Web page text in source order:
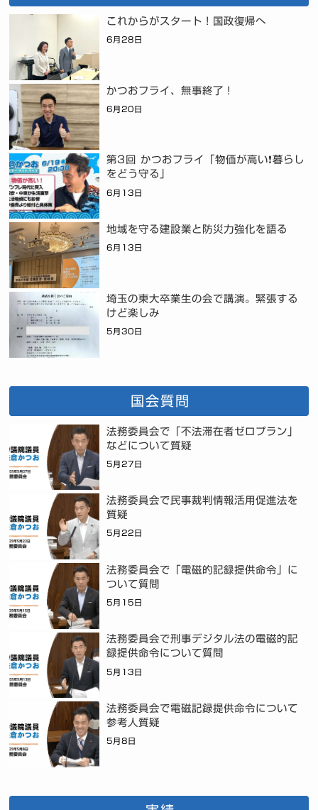
これからがスタート！国政復帰へ
6月28日
かつおフライ、無事終了！
6月20日
第3回 かつおフライ「物価が高い❗暮らし
をどう守る」
6月13日
地域を守る建設業と防災力強化を語る
6月13日
埼玉の東大卒業生の会で講演。緊張する
けど楽しみ
5月30日
国会質問
法務委員会で「不法滞在者ゼロプラン」
などについて質疑
5月27日
法務委員会で民事裁判情報活用促進法を
質疑
5月22日
法務委員会で「電磁的記録提供命令」に
ついて質問
5月15日
法務委員会で刑事デジタル法の電磁的記
録提供命令について質問
5月13日
法務委員会で電磁記録提供命令について
参考人質疑
5月8日